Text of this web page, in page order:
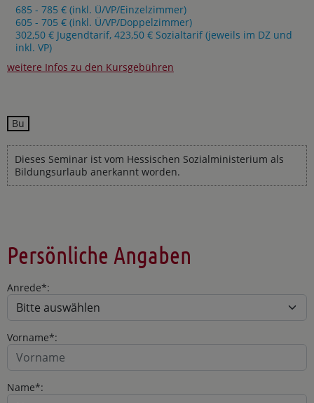
685 - 785 € (inkl. Ü/VP/Einzelzimmer)
605 - 705 € (inkl. Ü/VP/Doppelzimmer)
302,50 € Jugendtarif, 423,50 € Sozialtarif (jeweils im DZ und
inkl. VP)
weitere Infos zu den Kursgebühren
Bu
Dieses Seminar ist vom Hessischen Sozialministerium als
Bildungsurlaub anerkannt worden.
Persönliche Angaben
Anrede*:
Vorname*:
Name*: